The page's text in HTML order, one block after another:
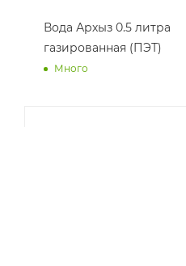
Вода Адыл Тау 1.45 литра
негазированная (ПЭТ)
Много